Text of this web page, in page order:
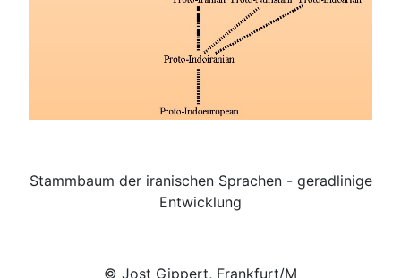
Stammbaum der iranischen Sprachen - geradlinige
Entwicklung
© Jost Gippert, Frankfurt/M